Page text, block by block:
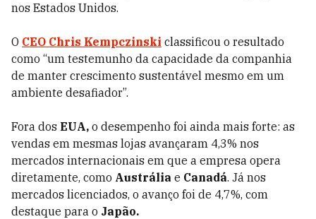
nos Estados Unidos.
O CEO Chris Kempczinski classificou o resultado
como “um testemunho da capacidade da companhia
de manter crescimento sustentável mesmo em um
ambiente desafiador”.
Fora dos EUA, o desempenho foi ainda mais forte: as
vendas em mesmas lojas avançaram 4,3% nos
mercados internacionais em que a empresa opera
diretamente, como Austrália e Canadá. Já nos
mercados licenciados, o avanço foi de 4,7%, com
destaque para o Japão.